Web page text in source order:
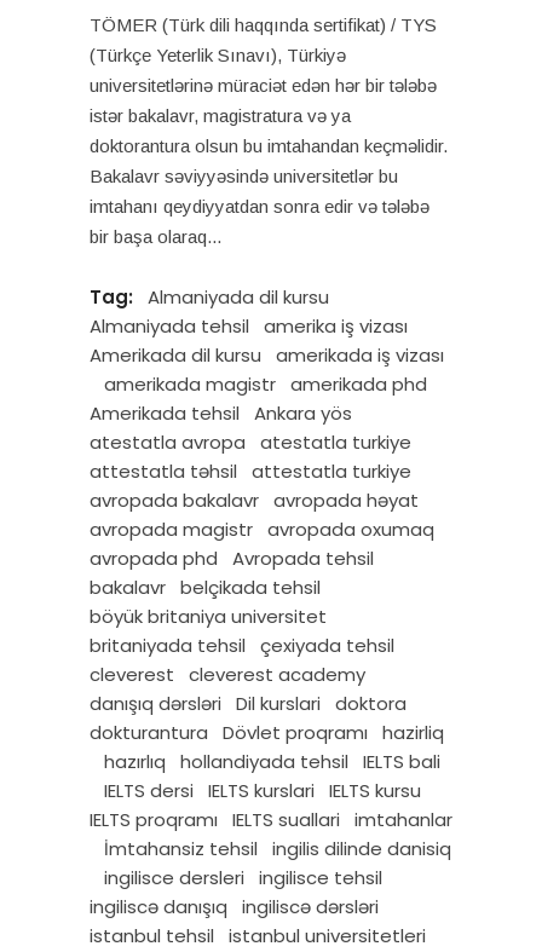
TÖMER (Türk dili haqqında sertifikat) / TYS
(Türkçe Yeterlik Sınavı), Türkiyə
universitetlərinə müraciət edən hər bir tələbə
istər bakalavr, magistratura və ya
doktorantura olsun bu imtahandan keçməlidir.
Bakalavr səviyyəsində universitetlər bu
imtahanı qeydiyyatdan sonra edir və tələbə
bir başa olaraq
Tag:
Almaniyada dil kursu
Almaniyada tehsil
amerika iş vizası
Amerikada dil kursu
amerikada iş vizası
amerikada magistr amerikada phd
Amerikada tehsil
Ankara yös
atestatla avropa
atestatla turkiye
attestatla təhsil
attestatla turkiye
avropada bakalavr avropada həyat
avropada magistr avropada oxumaq
avropada phd
Avropada tehsil
bakalavr belçikada tehsil
böyük britaniya universitet
britaniyada tehsil
çexiyada tehsil
cleverest
cleverest academy
danışıq dərsləri
Dil kurslari
doktora
dokturantura
Dövlet proqramı
hazirliq
hazırlıq
hollandiyada tehsil
IELTS bali
IELTS dersi
IELTS kurslari
IELTS kursu
IELTS proqramı
IELTS suallari
imtahanlar
İmtahansiz tehsil
ingilis dilinde danisiq
ingilisce dersleri
ingilisce tehsil
ingiliscə danışıq
ingiliscə dərsləri
istanbul tehsil
istanbul universitetleri